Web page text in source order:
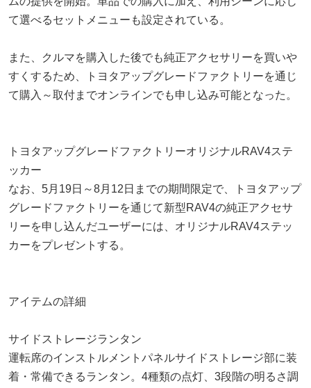
て選べるセットメニューも設定されている。
また、クルマを購入した後でも純正アクセサリーを買いや
すくするため、トヨタアップグレードファクトリーを通じ
て購入～取付までオンラインでも申し込み可能となった。
トヨタアップグレードファクトリーオリジナルRAV4ステ
ッカー
なお、5月19日～8月12日までの期間限定で、トヨタアップ
グレードファクトリーを通じて新型RAV4の純正アクセサ
リーを申し込んだユーザーには、オリジナルRAV4ステッ
カーをプレゼントする。
アイテムの詳細
サイドストレージランタン
運転席のインストルメントパネルサイドストレージ部に装
着・常備できるランタン。4種類の点灯、3段階の明るさ調